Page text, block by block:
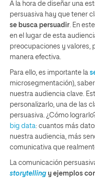
A la hora de diseñar una
persuasiva hay que tener
se busca persuadir. En
en el lugar de esta
preocupaciones y valores,
manera efectiva.
Para ello, es importante la
microsegmentación),
nuestra audiencia clave.
personalizarlo, una de las
persuasiva. ¿Cómo
big data: cuantos más
nuestra audiencia, más
comunicativa que
La comunicación
storytelling y ejemplos